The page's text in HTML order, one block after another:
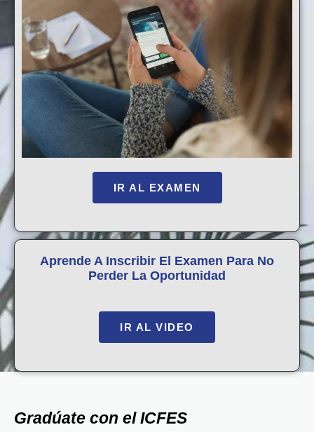
IR AL EXAMEN
Aprende A Inscribir El Examen Para No
Perder La Oportunidad
IR AL VIDEO
Gradúate con el ICFES